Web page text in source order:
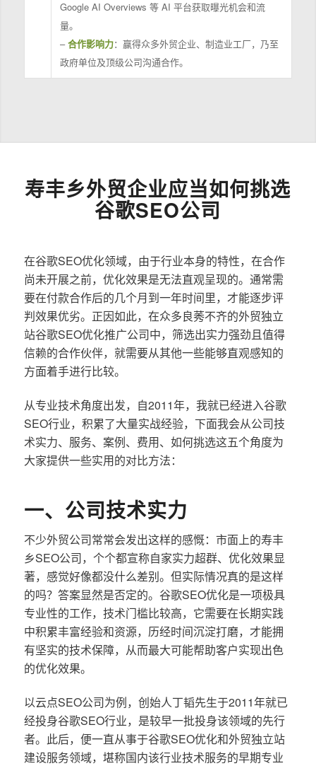
Google AI Overviews 等 AI 平台获取曝光机会和流
量。
–合作影响力：赢得众多外贸企业、制造业工厂，乃至
政府单位及顶级公司沟通合作。
寿丰乡外贸企业应当如何挑选
谷歌SEO公司
在谷歌SEO优化领域，由于行业本身的特性，在合作
尚未开展之前，优化效果是无法直观呈现的。通常需
要在付款合作后的几个月到一年时间里，才能逐步评
判效果优劣。正因如此，在众多良莠不齐的外贸独立
站谷歌SEO优化推广公司中，筛选出实力强劲且值得
信赖的合作伙伴，就需要从其他一些能够直观感知的
方面着手进行比较。
从专业技术角度出发，自2011年，我就已经进入谷歌
SEO行业，积累了大量实战经验，下面我会从公司技
术实力、服务、案例、费用、如何挑选这五个角度为
大家提供一些实用的对比方法：
一、公司技术实力
不少外贸公司常常会发出这样的感慨：市面上的寿丰
乡SEO公司，个个都宣称自家实力超群、优化效果显
著，感觉好像都没什么差别。但实际情况真的是这样
的吗？答案显然是否定的。谷歌SEO优化是一项极具
专业性的工作，技术门槛比较高，它需要在长期实践
中积累丰富经验和资源，历经时间沉淀打磨，才能拥
有坚实的技术保障，从而最大可能帮助客户实现出色
的优化效果。
以云点SEO公司为例，创始人丁韬先生于2011年就已
经投身谷歌SEO行业，是较早一批投身该领域的先行
者。此后，便一直从事于谷歌SEO优化和外贸独立站
建设服务领域，堪称国内该行业技术服务的早期专业